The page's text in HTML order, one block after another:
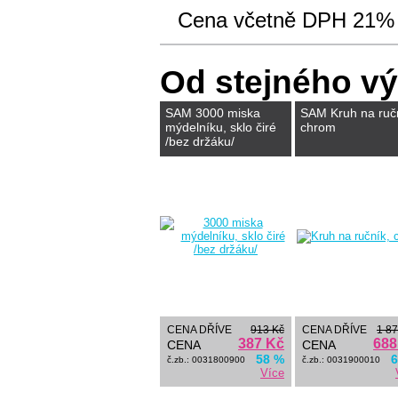
Cena včetně DPH 21%
Od stejného
SAM 3000 miska
mýdelníku, sklo čiré
/bez držáku/
CENA DŘÍVE 913 Kč
CENA 387 Kč
č.zb.: 0031800900 58 %
Více
SAM Kruh na
chrom
CENA DŘÍVE 1
CENA
č.zb.: 0031900010